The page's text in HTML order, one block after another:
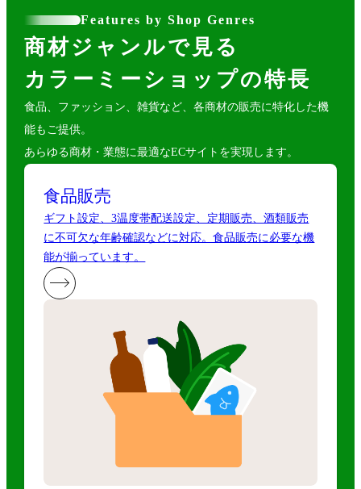
Features by Shop Genres
商材ジャンルで見る
カラーミーショップの特長
食品、ファッション、雑貨など、各商材の販売に特化した機
能もご提供。
あらゆる商材・業態に最適なECサイトを実現します。
食品販売
ギフト設定、3温度帯配送設定、定期販売、酒類販売
に不可欠な年齢確認などに対応。食品販売に必要な機
能が揃っています。